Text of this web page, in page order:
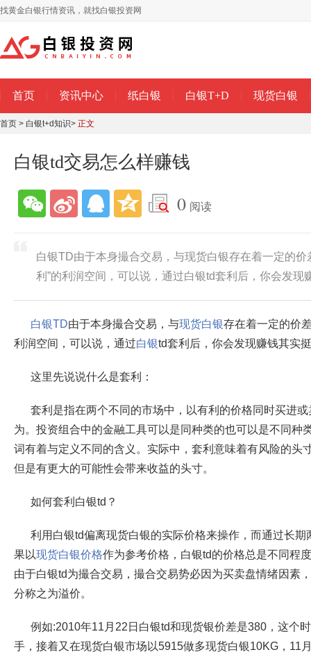
找黄金白银行情资讯，就找白银投资网
首页 资讯中心 纸白银 白银T+D 现货白银
首页 > 白银t+d知识> 正文
白银td交易怎么样赚钱
0 阅读
白银TD由于本身撮合交易，与现货白银存在着一定的价
利”的利润空间，可以说，通过白银td套利后，你会发现
白银TD由于本身撮合交易，与现货白银存在着一定的价
利润空间，可以说，通过白银td套利后，你会发现赚钱其实
这里先说说什么是套利：
套利是指在两个不同的市场中，以有利的价格同时买进
为。投资组合中的金融工具可以是同种类的也可以是不同种
词有着与定义不同的含义。实际中，套利意味着有风险的头
但是有更大的可能性会带来收益的头寸。
如何套利白银td？
利用白银td偏离现货白银的实际价格来操作，而通过长
果以现货白银价格作为参考价格，白银td的价格总是不同程
由于白银td为撮合交易，撮合交易势必因为买卖盘情绪因素
分称之为溢价。
例如:2010年11月22日白银td和现货银价差是380，这个
手，接着又在现货白银市场以5915做多现货白银10KG，11